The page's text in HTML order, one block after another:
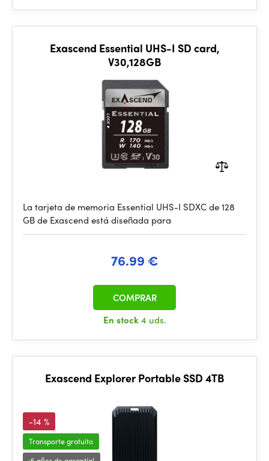
Exascend Essential UHS-I SD card,
V30,128GB
La tarjeta de memoria Essential UHS-I SDXC de 128
GB de Exascend está diseñada para
76.99 €
En stock4 uds.
COMPRAR
Exascend Explorer Portable SSD 4TB
-14 %
Transporte gratuito